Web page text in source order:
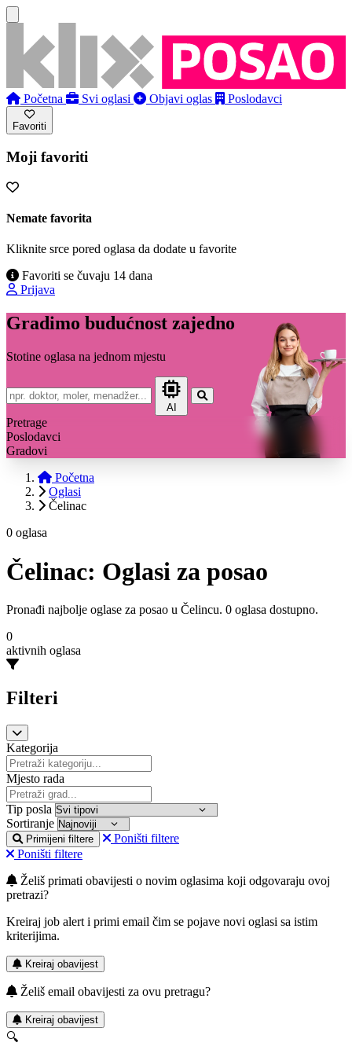
Početna Svi oglasi Objavi oglas Poslodavci
Favoriti
Moji favoriti
Nemate favorita
Kliknite srce pored oglasa da dodate u favorite
Favoriti se čuvaju 14 dana
Prijava
Gradimo budućnost zajedno
Stotine oglasa na jednom mjestu
AI
Pretrage
Poslodavci
Gradovi
Početna
Oglasi
Čelinac
0 oglasa
Čelinac: Oglasi za posao
Pronađi najbolje oglase za posao u Čelincu. 0 oglasa dostupno.
0
aktivnih oglasa
Filteri
Kategorija
Mjesto rada
Tip posla
Sortiranje
Primijeni filtere
Poništi filtere
Poništi filtere
Želiš primati obavijesti o novim oglasima koji odgovaraju ovoj
pretrazi?
Kreiraj job alert i primi email čim se pojave novi oglasi sa istim
kriterijima.
Kreiraj obavijest
Želiš email obavijesti za ovu pretragu?
Kreiraj obavijest
🔍